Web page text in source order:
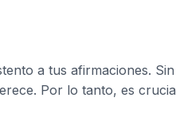
a tus afirmaciones. Sin
Por lo tanto, es